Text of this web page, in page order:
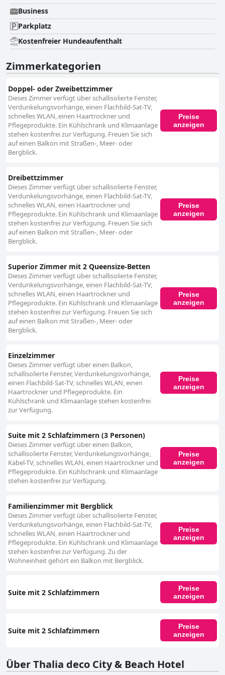
Business
Parkplatz
Kostenfreier Hundeaufenthalt
Zimmerkategorien
Doppel- oder Zweibettzimmer
Dieses Zimmer verfügt über schallisolierte Fenster,
Verdunkelungsvorhänge, einen Flachbild-Sat-TV,
schnelles WLAN, einen Haartrockner und
Pflegeprodukte. Ein Kühlschrank und Klimaanlage
stehen kostenfrei zur Verfügung. Freuen Sie sich
auf einen Balkon mit Straßen-, Meer- oder
Bergblick.
Preise
anzeigen
Dreibettzimmer
Dieses Zimmer verfügt über schallisolierte Fenster,
Verdunkelungsvorhänge, einen Flachbild-Sat-TV,
schnelles WLAN, einen Haartrockner und
Pflegeprodukte. Ein Kühlschrank und Klimaanlage
stehen kostenfrei zur Verfügung. Freuen Sie sich
auf einen Balkon mit Straßen-, Meer- oder
Bergblick.
Preise
anzeigen
Superior Zimmer mit 2 Queensize-Betten
Dieses Zimmer verfügt über schallisolierte Fenster,
Verdunkelungsvorhänge, einen Flachbild-Sat-TV,
schnelles WLAN, einen Haartrockner und
Pflegeprodukte. Ein Kühlschrank und Klimaanlage
stehen kostenfrei zur Verfügung. Freuen Sie sich
auf einen Balkon mit Straßen-, Meer- oder
Bergblick.
Preise
anzeigen
Einzelzimmer
Dieses Zimmer verfügt über einen Balkon,
schallisolierte Fenster, Verdunkelungsvorhänge,
einen Flachbild-Sat-TV, schnelles WLAN, einen
Haartrockner und Pflegeprodukte. Ein
Kühlschrank und Klimaanlage stehen kostenfrei
zur Verfügung.
Preise
anzeigen
Suite mit 2 Schlafzimmern (3 Personen)
Dieses Zimmer verfügt über einen Balkon,
schallisolierte Fenster, Verdunkelungsvorhänge,
Kabel-TV, schnelles WLAN, einen Haartrockner und
Pflegeprodukte. Ein Kühlschrank und Klimaanlage
stehen kostenfrei zur Verfügung.
Preise
anzeigen
Familienzimmer mit Bergblick
Dieses Zimmer verfügt über schallisolierte Fenster,
Verdunkelungsvorhänge, einen Flachbild-Sat-TV,
schnelles WLAN, einen Haartrockner und
Pflegeprodukte. Ein Kühlschrank und Klimaanlage
stehen kostenfrei zur Verfügung. Zu der
Wohneinheit gehört ein Balkon mit Bergblick.
Preise
anzeigen
Suite mit 2 Schlafzimmern
Preise
anzeigen
Suite mit 2 Schlafzimmern
Preise
anzeigen
Über Thalia deco City & Beach Hotel